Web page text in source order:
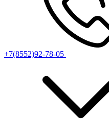
+7(8552)92-78-05